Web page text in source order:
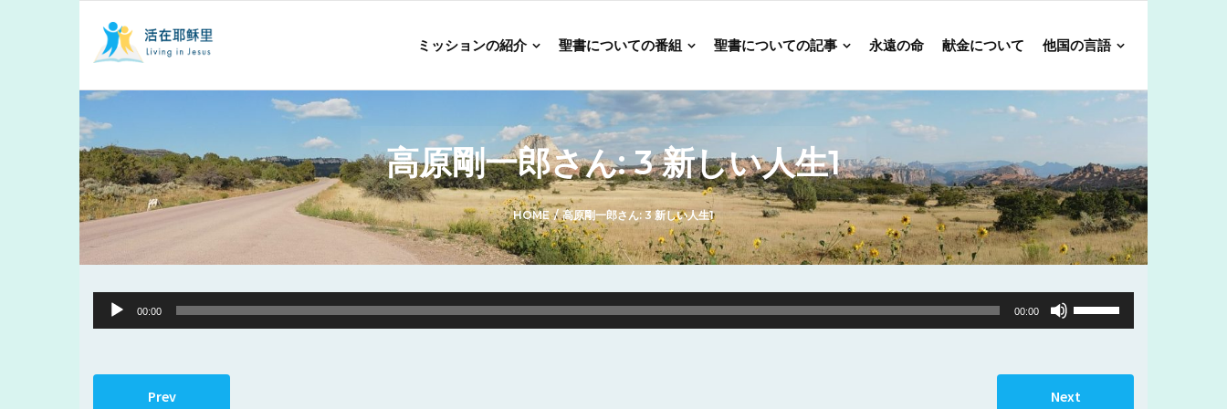
ミッションの紹介 聖書についての番組 聖書についての記事 永遠の命 献金について 他国の言語
高原剛一郎さん: 3 新しい人生1
HOME/高原剛一郎さん: 3 新しい人生1
Audio
Player
00:00 00:00
Use
Up/Down
to
Prev Next